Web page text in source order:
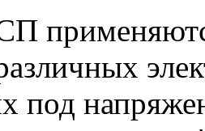
под